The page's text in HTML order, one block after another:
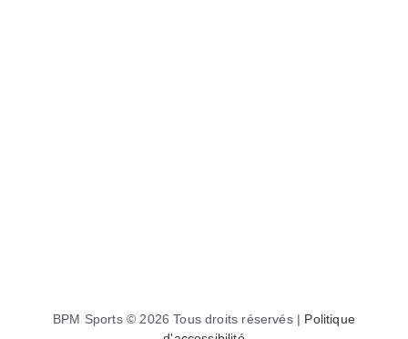
BPM Sports © 2026 Tous droits réservés | Politique